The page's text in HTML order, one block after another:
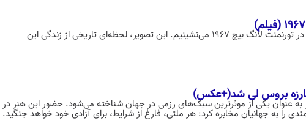
به گذشته سفر می‌کنیم و به تماشای نمایش خیره‌کننده بروسی لی در تورنمنت لانگ بیچ 1967 می‌نشینیم. این تصویر، لحظه‌ای تاریخی از زندگی این
بروس لی شد(+عکس)
به عنوان یکی از موثرترین سبک‌های رزمی در جهان شناخته می‌شود. حضور این هنر در
را به جهانیان مخابره کرد: هر ملتی، فارغ از شرایط، برای آزادی خود خواهد جنگید.